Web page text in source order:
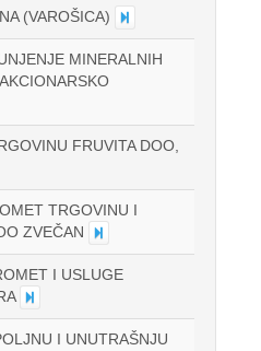
(VAROŠICA)
MINERALNIH
FRUVITA DOO,
TRGOVINU I
ZVEČAN
I USLUGE
I UNUTRAŠNJU